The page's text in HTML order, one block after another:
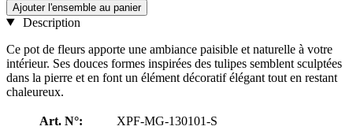
Ajouter l'ensemble au panier
Description
Ce pot de fleurs apporte une ambiance paisible et naturelle à votre
intérieur. Ses douces formes inspirées des tulipes semblent sculptées
dans la pierre et en font un élément décoratif élégant tout en restant
chaleureux.
Art. N°:
XPF-MG-130101-S